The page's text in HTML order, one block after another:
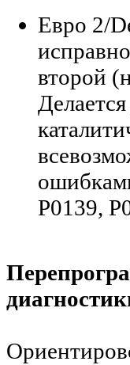
Евро 2/
второй
P0139,